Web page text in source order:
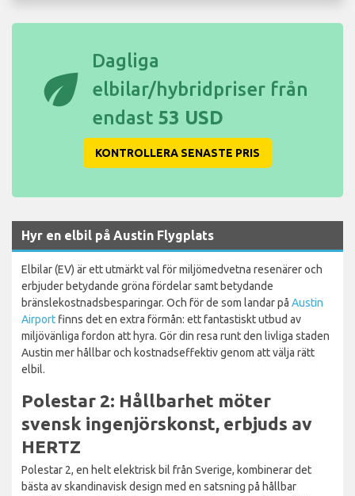
eco
Dagliga
elbilar/hybridpriser från
endast 53 USD
KONTROLLERA SENASTE PRIS
Hyr en elbil på Austin Flygplats
Elbilar (EV) är ett utmärkt val för miljömedvetna resenärer och
erbjuder betydande gröna fördelar samt betydande
bränslekostnadsbesparingar. Och för de som landar på Austin
Airport finns det en extra förmån: ett fantastiskt utbud av
miljövänliga fordon att hyra. Gör din resa runt den livliga staden
Austin mer hållbar och kostnadseffektiv genom att välja rätt
elbil.
Polestar 2: Hållbarhet möter
svensk ingenjörskonst, erbjuds av
HERTZ
Polestar 2, en helt elektrisk bil från Sverige, kombinerar det
bästa av skandinavisk design med en satsning på hållbar